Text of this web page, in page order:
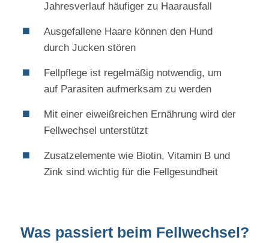
Jahresverlauf häufiger zu Haarausfall
Ausgefallene Haare können den Hund
durch Jucken stören
Fellpflege ist regelmäßig notwendig, um
auf Parasiten aufmerksam zu werden
Mit einer eiweißreichen Ernährung wird der
Fellwechsel unterstützt
Zusatzelemente wie Biotin, Vitamin B und
Zink sind wichtig für die Fellgesundheit
Was passiert beim Fellwechsel?